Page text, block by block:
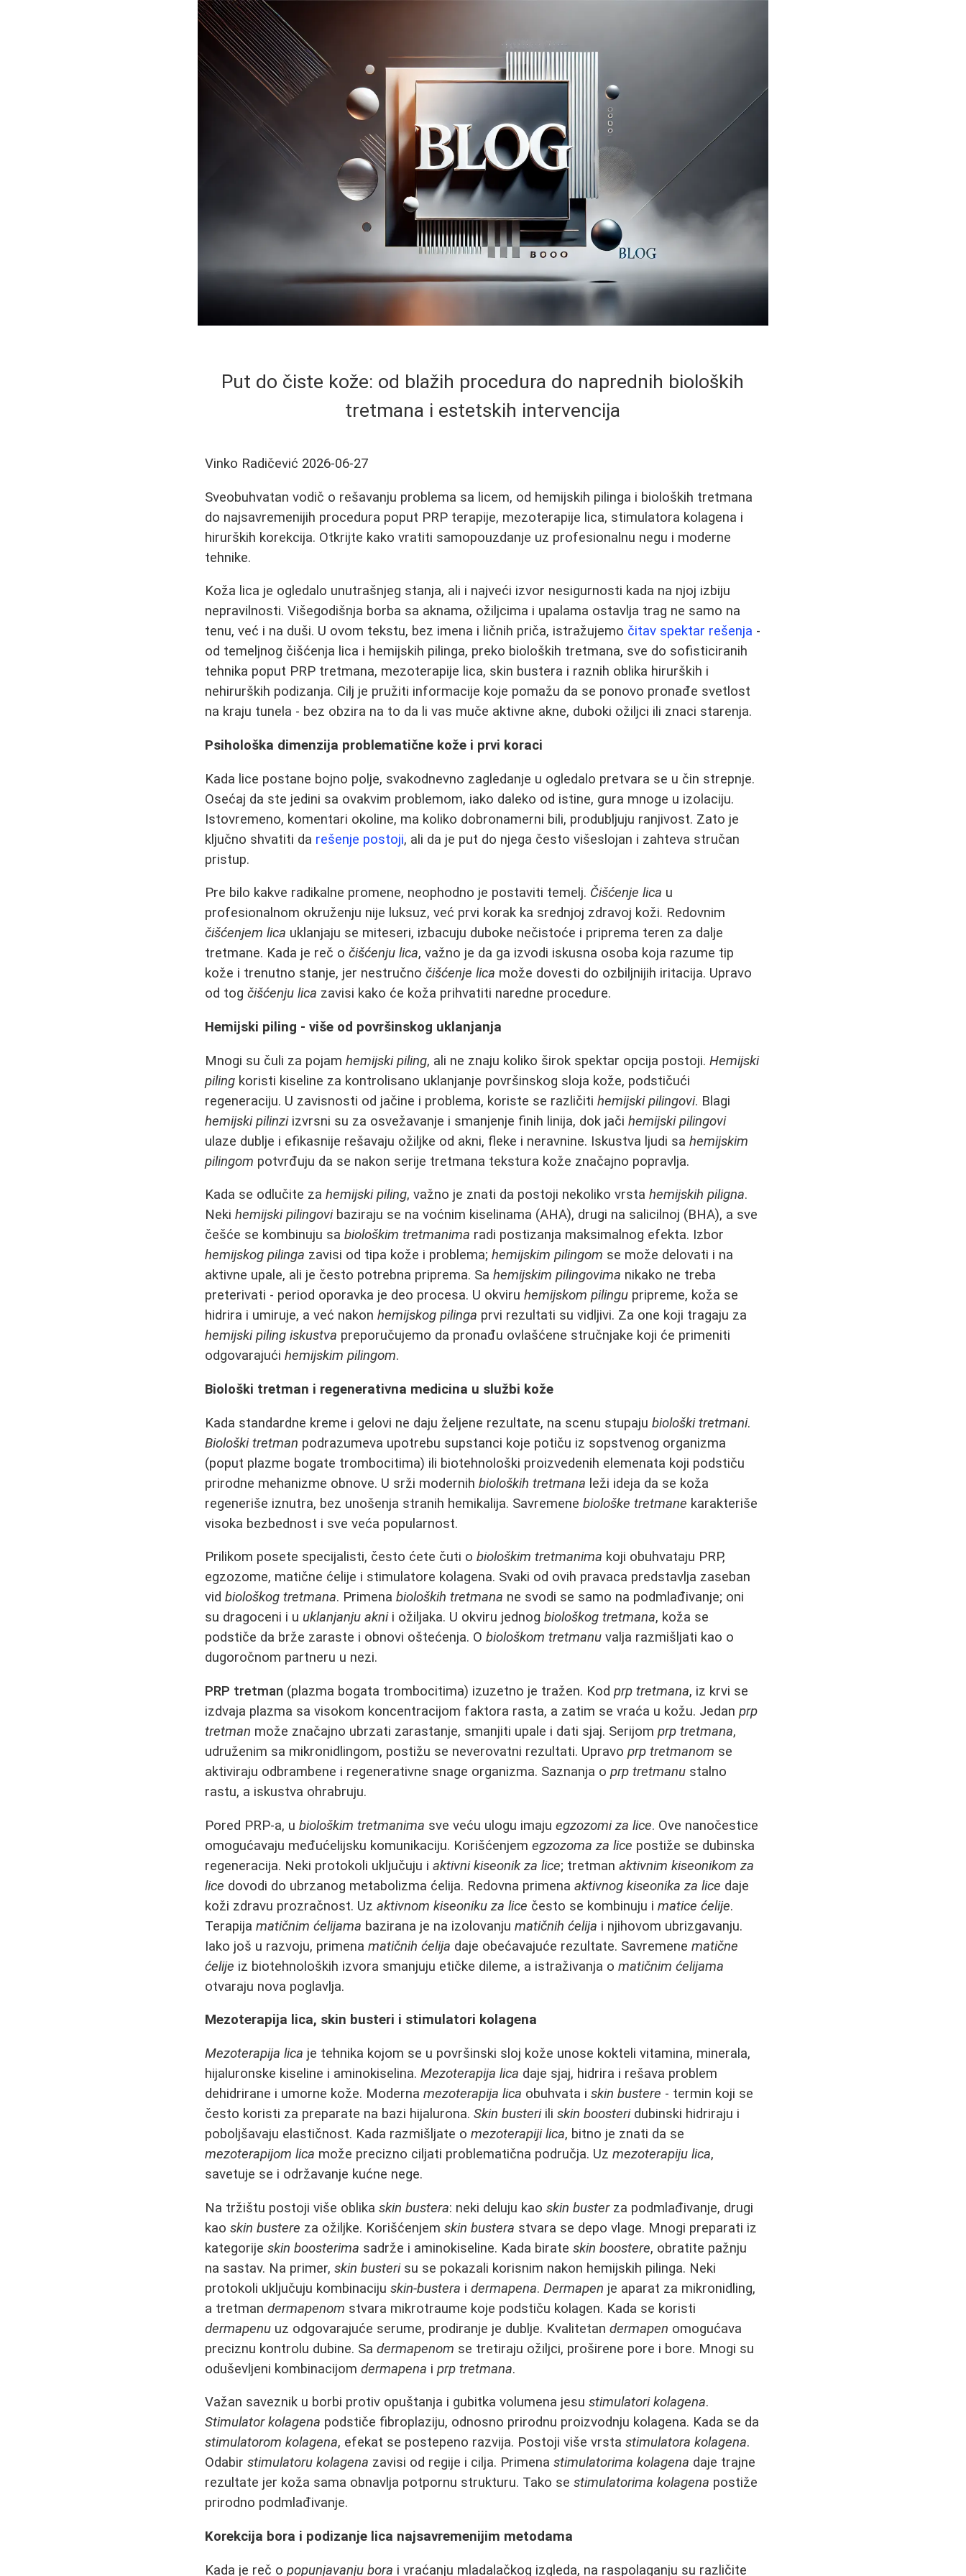
Put do čiste kože: od blažih procedura do naprednih bioloških
tretmana i estetskih intervencija
Vinko Radičević 2026-06-27
Sveobuhvatan vodič o rešavanju problema sa licem, od hemijskih pilinga i bioloških tretmana
do najsavremenijih procedura poput PRP terapije, mezoterapije lica, stimulatora kolagena i
hirurških korekcija. Otkrijte kako vratiti samopouzdanje uz profesionalnu negu i moderne
tehnike.
Koža lica je ogledalo unutrašnjeg stanja, ali i najveći izvor nesigurnosti kada na njoj izbiju
nepravilnosti. Višegodišnja borba sa aknama, ožiljcima i upalama ostavlja trag ne samo na
tenu, već i na duši. U ovom tekstu, bez imena i ličnih priča, istražujemo čitav spektar rešenja -
od temeljnog čišćenja lica i hemijskih pilinga, preko bioloških tretmana, sve do sofisticiranih
tehnika poput PRP tretmana, mezoterapije lica, skin bustera i raznih oblika hirurških i
nehirurških podizanja. Cilj je pružiti informacije koje pomažu da se ponovo pronađe svetlost
na kraju tunela - bez obzira na to da li vas muče aktivne akne, duboki ožiljci ili znaci starenja.
Psihološka dimenzija problematične kože i prvi koraci
Kada lice postane bojno polje, svakodnevno zagledanje u ogledalo pretvara se u čin strepnje.
Osećaj da ste jedini sa ovakvim problemom, iako daleko od istine, gura mnoge u izolaciju.
Istovremeno, komentari okoline, ma koliko dobronamerni bili, produbljuju ranjivost. Zato je
ključno shvatiti da rešenje postoji, ali da je put do njega često višeslojan i zahteva stručan
pristup.
Pre bilo kakve radikalne promene, neophodno je postaviti temelj. Čišćenje lica u
profesionalnom okruženju nije luksuz, već prvi korak ka srednjoj zdravoj koži. Redovnim
čišćenjem lica uklanjaju se miteseri, izbacuju duboke nečistoće i priprema teren za dalje
tretmane. Kada je reč očišćenju lica, važno je da ga izvodi iskusna osoba koja razume tip
kože i trenutno stanje, jer nestručnočišćenje lica može dovesti do ozbiljnijih iritacija. Upravo
od togčišćenju lica zavisi kako će koža prihvatiti naredne procedure.
Hemijski piling - više od površinskog uklanjanja
Mnogi su čuli za pojamhemijski piling, ali ne znaju koliko širok spektar opcija postoji.Hemijski
piling koristi kiseline za kontrolisano uklanjanje površinskog sloja kože, podstičući
regeneraciju. U zavisnosti od jačine i problema, koriste se različitihemijski pilingovi. Blagi
hemijski pilinziizvrsni su za osvežavanje i smanjenje finih linija, dok jačihemijski pilingovi
ulaze dublje i efikasnije rešavaju ožiljke od akni, fleke i neravnine. Iskustva ljudi sahemijskim
pilingom potvrđuju da se nakon serije tretmana tekstura kože značajno popravlja.
Kada se odlučite zahemijski piling, važno je znati da postoji nekoliko vrstahemijskih piligna.
Nekihemijski pilingovibaziraju se na voćnim kiselinama (AHA), drugi na salicilnoj (BHA), a sve
češće se kombinuju sabiološkim tretmanima radi postizanja maksimalnog efekta. Izbor
hemijskog pilinga zavisi od tipa kože i problema;hemijskim pilingom se može delovati i na
aktivne upale, ali je često potrebna priprema. Sahemijskim pilingovima nikako ne treba
preterivati - period oporavka je deo procesa. U okviruhemijskom pilingu pripreme, koža se
hidrira i umiruje, a već nakonhemijskog pilinga prvi rezultati su vidljivi. Za one koji tragaju za
hemijski piling iskustva preporučujemo da pronađu ovlašćene stručnjake koji će primeniti
odgovarajućihemijskim pilingom.
Biološki tretman i regenerativna medicina u službi kože
Kada standardne kreme i gelovi ne daju željene rezultate, na scenu stupajubiološki tretmani.
Biološki tretman podrazumeva upotrebu supstanci koje potiču iz sopstvenog organizma
(poput plazme bogate trombocitima) ili biotehnološki proizvedenih elemenata koji podstiču
prirodne mehanizme obnove. U srži modernihbioloških tretmana leži ideja da se koža
regeneriše iznutra, bez unošenja stranih hemikalija. Savremenebiološke tretmane karakteriše
visoka bezbednost i sve veća popularnost.
Prilikom posete specijalisti, često ćete čuti obiološkim tretmanima koji obuhvataju PRP,
egzozome, matične ćelije i stimulatore kolagena. Svaki od ovih pravaca predstavlja zaseban
vidbiološkog tretmana. Primenabioloških tretmana ne svodi se samo na podmlađivanje; oni
su dragoceni i u uklanjanju aknii ožiljaka. U okviru jednogbiološkog tretmana, koža se
podstiče da brže zaraste i obnovi oštećenja. Obiološkom tretmanu valja razmišljati kao o
dugoročnom partneru u nezi.
PRP tretman (plazma bogata trombocitima) izuzetno je tražen. Kodprp tretmana, iz krvi se
izdvaja plazma sa visokom koncentracijom faktora rasta, a zatim se vraća u kožu. Jedanprp
tretman može značajno ubrzati zarastanje, smanjiti upale i dati sjaj. Serijomprp tretmana,
udruženim sa mikronidlingom, postižu se neverovatni rezultati. Upravoprp tretmanom se
aktiviraju odbrambene i regenerativne snage organizma. Saznanja oprp tretmanu stalno
rastu, a iskustva ohrabruju.
Pored PRP-a, ubiološkim tretmanima sve veću ulogu imajuegzozomi za lice. Ove nanočestice
omogućavaju međućelijsku komunikaciju. Korišćenjemegzozoma za lice postiže se dubinska
regeneracija. Neki protokoli uključuju iaktivni kiseonik za lice; tretmanaktivnim kiseonikom za
lice dovodi do ubrzanog metabolizma ćelija. Redovna primenaaktivnog kiseonika za lice daje
koži zdravu prozračnost. Uzaktivnom kiseoniku za lice često se kombinuju imatice ćelije.
Terapijamatičnim ćelijama bazirana je na izolovanjumatičnih ćelija i njihovom ubrizgavanju.
Iako još u razvoju, primenamatičnih ćelija daje obećavajuće rezultate. Savremenematične
ćelije iz biotehnoloških izvora smanjuju etičke dileme, a istraživanja omatičnim ćelijama
otvaraju nova poglavlja.
Mezoterapija lica, skin busteri i stimulatori kolagena
Mezoterapija lica je tehnika kojom se u površinski sloj kože unose kokteli vitamina, minerala,
hijaluronske kiseline i aminokiselina.Mezoterapija lica daje sjaj, hidrira i rešava problem
dehidrirane i umorne kože. Modernamezoterapija lica obuhvata iskin bustere - termin koji se
često koristi za preparate na bazi hijalurona.Skin busteriiliskin boosteridubinski hidriraju i
poboljšavaju elastičnost. Kada razmišljate omezoterapiji lica, bitno je znati da se
mezoterapijom lica može precizno ciljati problematična područja. Uzmezoterapiju lica,
savetuje se i održavanje kućne nege.
Na tržištu postoji više oblikaskin bustera: neki deluju kaoskin busterza podmlađivanje, drugi
kaoskin bustere za ožiljke. Korišćenjemskin bustera stvara se depo vlage. Mnogi preparati iz
kategorijeskin boosterima sadrže i aminokiseline. Kada birateskin boostere, obratite pažnju
na sastav. Na primer,skin busterisu se pokazali korisnim nakon hemijskih pilinga. Neki
protokoli uključuju kombinacijuskin-bustera idermapena.Dermapen je aparat za mikronidling,
a tretmandermapenom stvara mikrotraume koje podstiču kolagen. Kada se koristi
dermapenu uz odgovarajuće serume, prodiranje je dublje. Kvalitetandermapen omogućava
preciznu kontrolu dubine. Sadermapenom se tretiraju ožiljci, proširene pore i bore. Mnogi su
oduševljeni kombinacijomdermapena iprp tretmana.
Važan saveznik u borbi protiv opuštanja i gubitka volumena jesustimulatori kolagena.
Stimulator kolagena podstiče fibroplaziju, odnosno prirodnu proizvodnju kolagena. Kada se da
stimulatorom kolagena, efekat se postepeno razvija. Postoji više vrstastimulatora kolagena.
Odabirstimulatoru kolagena zavisi od regije i cilja. Primenastimulatorima kolagena daje trajne
rezultate jer koža sama obnavlja potpornu strukturu. Tako sestimulatorima kolagena postiže
prirodno podmlađivanje.
Korekcija bora i podizanje lica najsavremenijim metodama
Kada je reč opopunjavanju bora i vraćanju mladalačkog izgleda, na raspolaganju su različite